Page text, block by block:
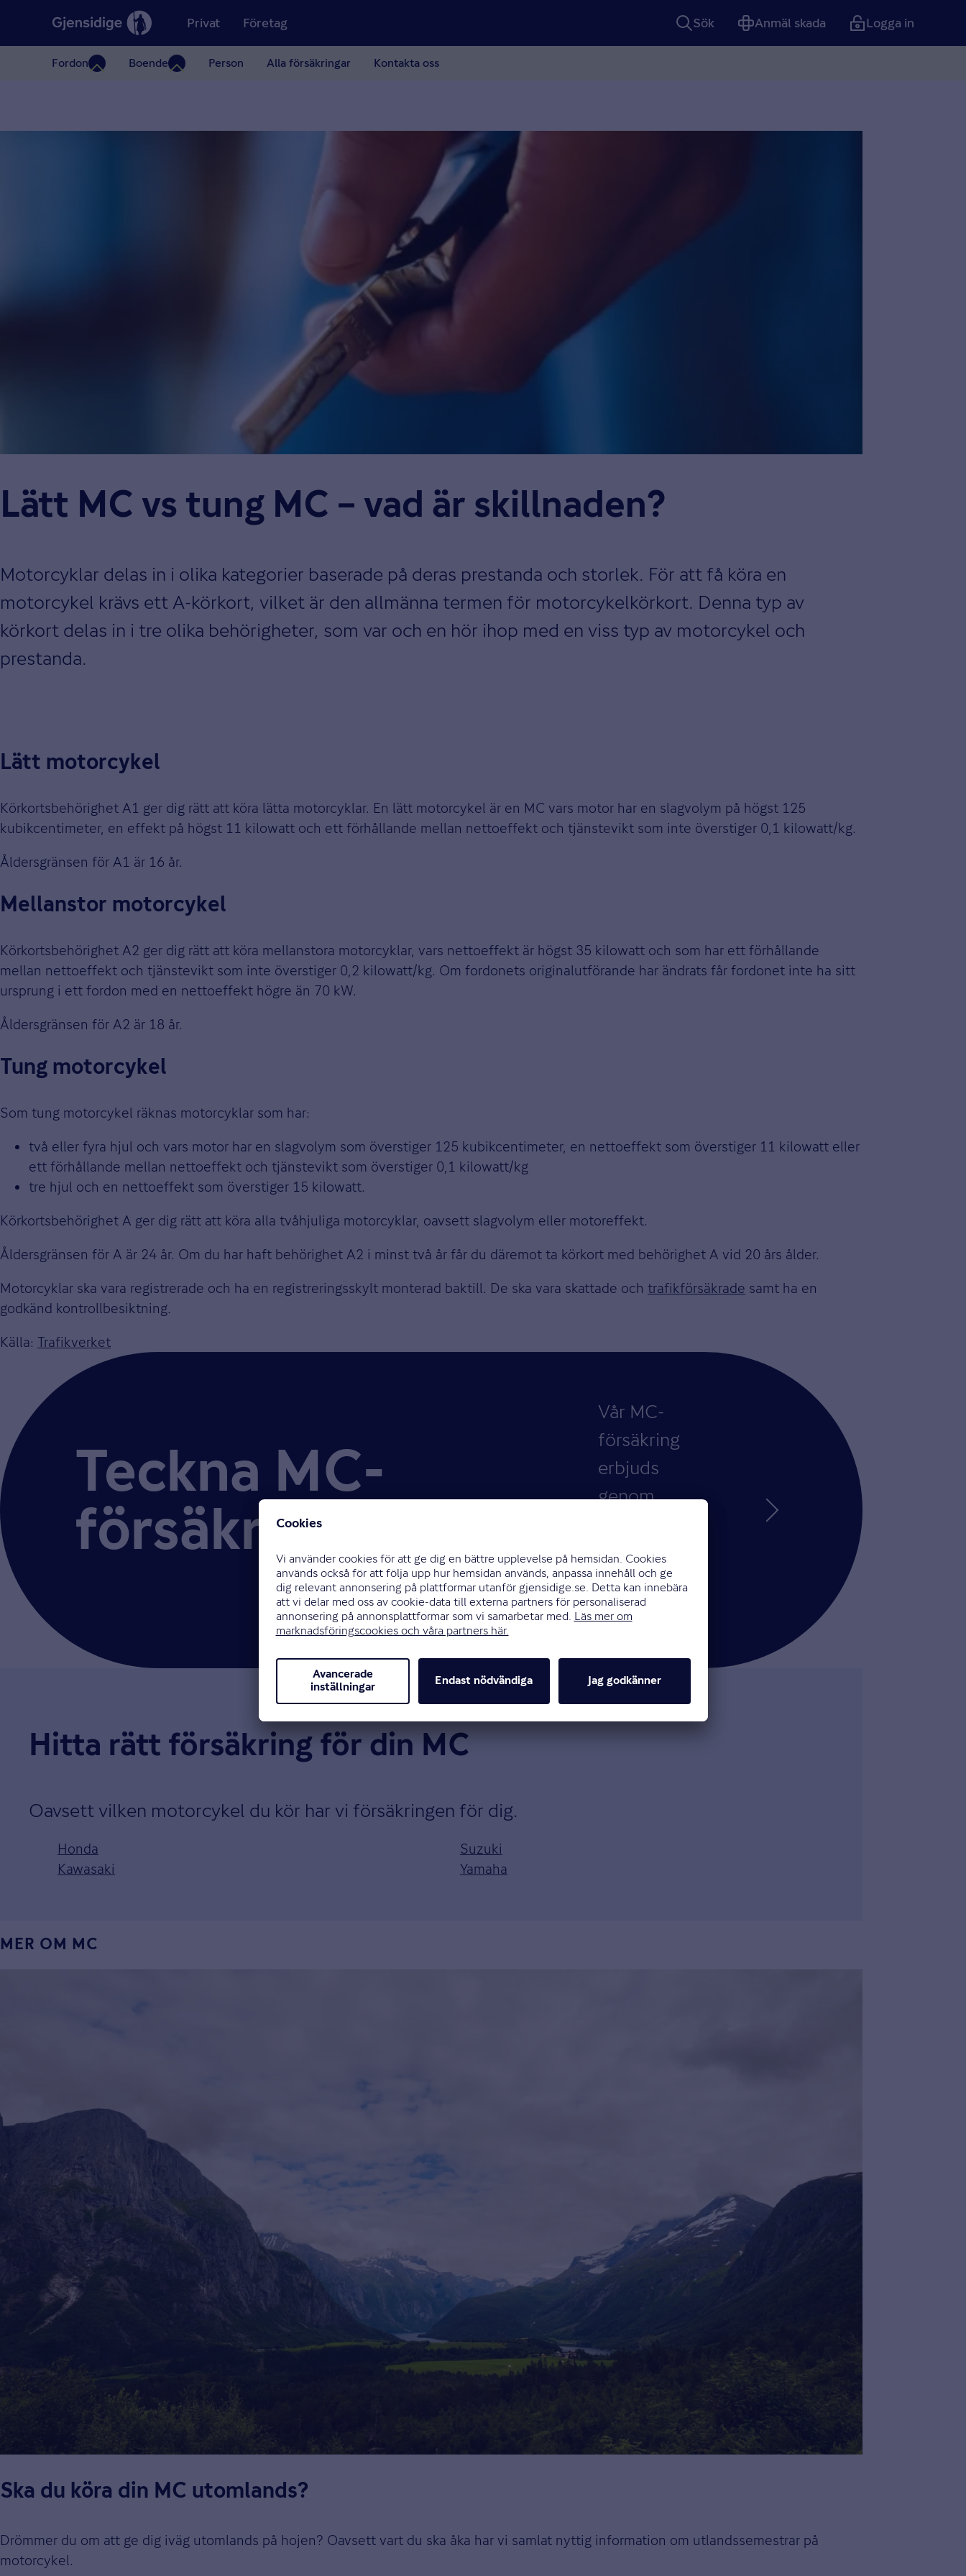
Privat
Fordon Boende Person Alla försäkringar Kontakta oss
Företag Sök Anmäl skada Logga in
Lätt MC vs tung MC – vad är skillnaden?
Motorcyklar delas in i olika kategorier baserade på deras prestanda och storlek. För att få köra en
motorcykel krävs ett A-körkort, vilket är den allmänna termen för motorcykelkörkort. Denna typ av
körkort delas in i tre olika behörigheter, som var och en hör ihop med en viss typ av motorcykel och
prestanda.
Lätt motorcykel
Körkortsbehörighet A1 ger dig rätt att köra lätta motorcyklar. En lätt motorcykel är en MC vars motor har en slagvolym på högst 125
kubikcentimeter, en effekt på högst 11 kilowatt och ett förhållande mellan nettoeffekt och tjänstevikt som inte överstiger 0,1 kilowatt/kg.
Åldersgränsen för A1 är 16 år.
Mellanstor motorcykel
Körkortsbehörighet A2 ger dig rätt att köra mellanstora motorcyklar, vars nettoeffekt är högst 35 kilowatt och som har ett förhållande
mellan nettoeffekt och tjänstevikt som inte överstiger 0,2 kilowatt/kg. Om fordonets originalutförande har ändrats får fordonet inte ha sitt
ursprung i ett fordon med en nettoeffekt högre än 70 kW.
Åldersgränsen för A2 är 18 år.
Tung motorcykel
Som tung motorcykel räknas motorcyklar som har:
två eller fyra hjul och vars motor har en slagvolym som överstiger 125 kubikcentimeter, en nettoeffekt som överstiger 11 kilowatt eller
ett förhållande mellan nettoeffekt och tjänstevikt som överstiger 0,1 kilowatt/kg
tre hjul och en nettoeffekt som överstiger 15 kilowatt.
Körkortsbehörighet A ger dig rätt att köra alla tvåhjuliga motorcyklar, oavsett slagvolym eller motoreffekt.
Åldersgränsen för A är 24 år. Om du har haft behörighet A2 i minst två år får du däremot ta körkort med behörighet A vid 20 års ålder.
Motorcyklar ska vara registrerade och ha en registreringsskylt monterad baktill. De ska vara skattade och trafikförsäkrade samt ha en
godkänd kontrollbesiktning.
Källa: Trafikverket
Teckna MC-
försäkring
Vår MC-
försäkring
erbjuds
genom
en del av
Gjensidige
Försäkring.
Hitta rätt försäkring för din MC
Oavsett vilken motorcykel du kör har vi försäkringen för dig.
Honda
Kawasaki
Suzuki
Yamaha
MER OM MC
Ska du köra din MC utomlands?
Drömmer du om att ge dig iväg utomlands på hojen? Oavsett vart du ska åka har vi samlat nyttig information om utlandssemestrar på
motorcykel.